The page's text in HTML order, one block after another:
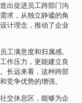
出促进员工跨部门沟
求，从独立静谧的角
计理念，推动了企业
工满意度和归属感。
作压力，更能建立良
长远来看，这种跨部
竞争优势的增强。
交休息区，能够为企